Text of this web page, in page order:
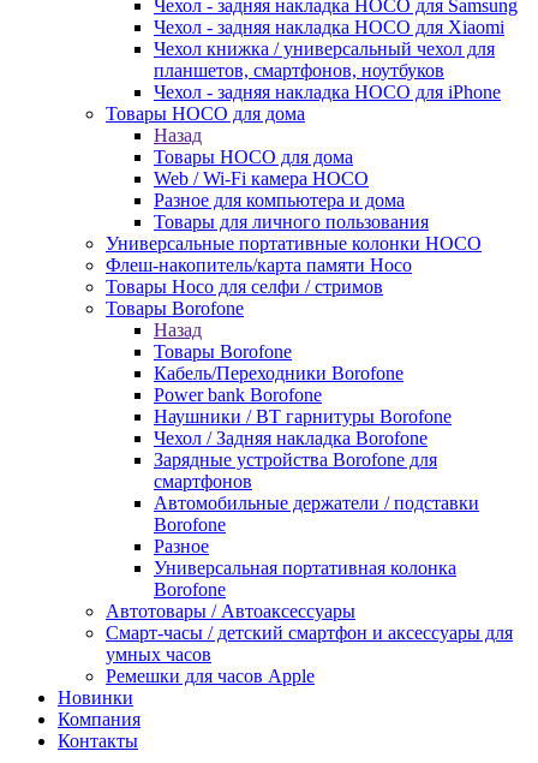
Чехол - задняя накладка HOCO для Samsung
Чехол - задняя накладка HOCO для Xiaomi
Чехол книжка / универсальный чехол для
планшетов, смартфонов, ноутбуков
Чехол - задняя накладка HOCO для iPhone
Товары HOCO для дома
Назад
Товары HOCO для дома
Web / Wi-Fi камера HOCO
Разное для компьютера и дома
Товары для личного пользования
Универсальные портативные колонки HOCO
Флеш-накопитель/карта памяти Hoco
Товары Hoco для селфи / стримов
Товары Borofone
Назад
Товары Borofone
Кабель/Переходники Borofone
Power bank Borofone
Наушники / BT гарнитуры Borofone
Чехол / Задняя накладка Borofone
Зарядные устройства Borofone для
смартфонов
Автомобильные держатели / подставки
Borofone
Разное
Универсальная портативная колонка
Borofone
Автотовары / Автоаксессуары
Смарт-часы / детский смартфон и аксессуары для
умных часов
Ремешки для часов Apple
Новинки
Компания
Контакты